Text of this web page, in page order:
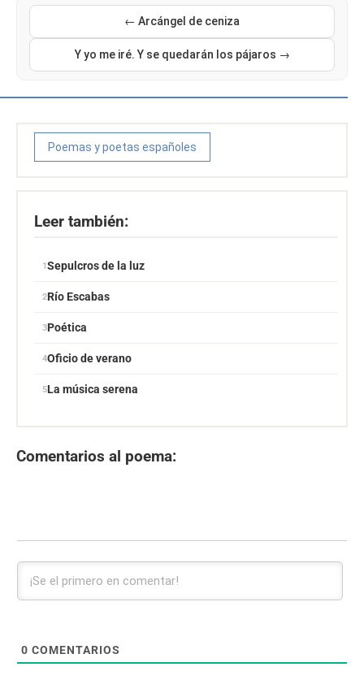
← Arcángel de ceniza
Y yo me iré. Y se quedarán los pájaros →
Poemas y poetas españoles
Leer también:
Sepulcros de la luz
Río Escabas
Poética
Oficio de verano
La música serena
Comentarios al poema:
0 COMENTARIOS